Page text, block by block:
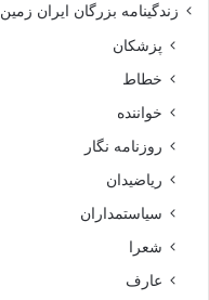
زندگینامه بزرگان ایران زمین
پزشکان
خطاط
خواننده
روزنامه نگار
ریاضیدان
سیاستمداران
شعرا
عارف